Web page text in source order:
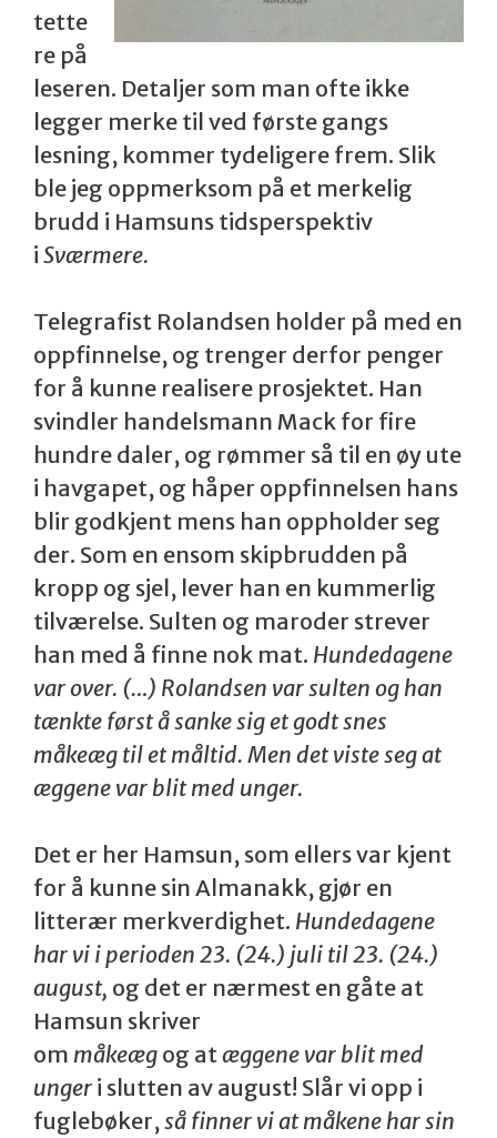
tette
re på
leseren. Detaljer som man ofte ikke
legger merke til ved første gangs
lesning, kommer tydeligere frem. Slik
ble jeg oppmerksom på et merkelig
brudd i Hamsuns tidsperspektiv
i Sværmere.
Telegrafist Rolandsen holder på med en
oppfinnelse, og trenger derfor penger
for å kunne realisere prosjektet. Han
svindler handelsmann Mack for fire
hundre daler, og rømmer så til en øy ute
i havgapet, og håper oppfinnelsen hans
blir godkjent mens han oppholder seg
der. Som en ensom skipbrudden på
kropp og sjel, lever han en kummerlig
tilværelse. Sulten og maroder strever
han med å finne nok mat. Hundedagene
var over. (…) Rolandsen var sulten og han
tænkte først å sanke sig et godt snes
måkeæg til et måltid. Men det viste seg at
æggene var blit med unger.
Det er her Hamsun, som ellers var kjent
for å kunne sin Almanakk, gjør en
litterær merkverdighet. Hundedagene
har vi i perioden 23. (24.) juli til 23. (24.)
august, og det er nærmest en gåte at
Hamsun skriver
om måkeæg og atæggene var blit med
unger i slutten av august! Slår vi opp i
fuglebøker, så finner vi at måkene har sin